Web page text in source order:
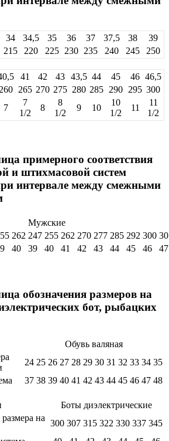
34 34,5 35 36 37 37,5 38
39
215 220 225 230 235 240 245 250
41 42 43 43,5 44 45 46 46,5
260 265 270 275 280 285 290 295 300
7
7
1/2
8
8
1/2
9 10
10
1/2
11
11
1/2
примерного соответствия
и штихмасовой систем
интервале между смежными
Мужские
262 247 255 262 270 277 285 292 300
40 39 40 41 42 43 44 45 46 47
обозначения размеров на
бот, рыбацких
Обувь валяная
24 25 26 27 28 29 30 31 32 33 34 35
37 38 39 40 41 42 43 44 45 46 47 48
Боты диэлектрические
на
300 307 315 322 330 337 345